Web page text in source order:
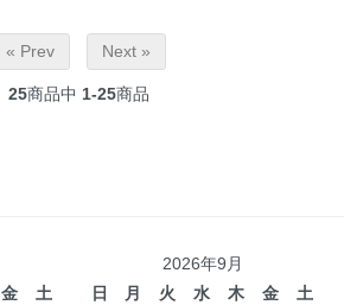
« Prev Next »
25商品中 1-25商品
金
土
2026年9月
日
月 火 水 木 金
土